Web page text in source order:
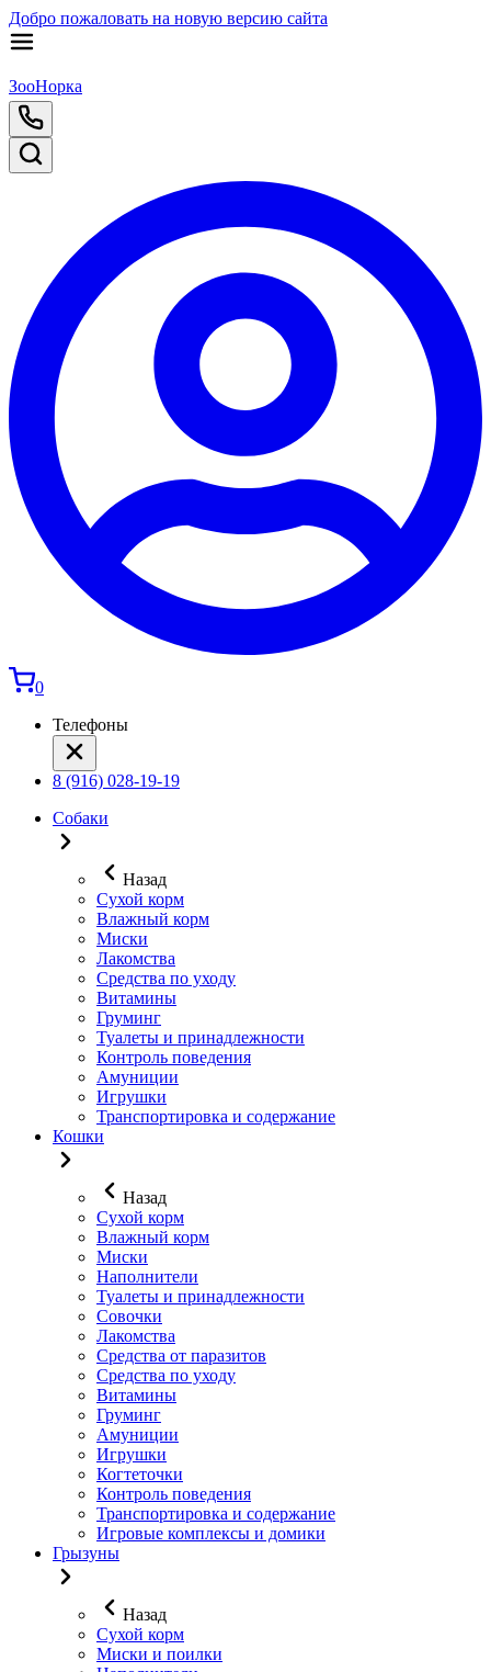
Добро пожаловать на новую версию сайта
ЗооНорка
0
Телефоны
8 (916) 028-19-19
Собаки
Назад
Сухой корм
Влажный корм
Миски
Лакомства
Средства по уходу
Витамины
Груминг
Туалеты и принадлежности
Контроль поведения
Амуниции
Игрушки
Транспортировка и содержание
Кошки
Назад
Сухой корм
Влажный корм
Миски
Наполнители
Туалеты и принадлежности
Совочки
Лакомства
Средства от паразитов
Средства по уходу
Витамины
Груминг
Амуниции
Игрушки
Когтеточки
Контроль поведения
Транспортировка и содержание
Игровые комплексы и домики
Грызуны
Назад
Сухой корм
Миски и поилки